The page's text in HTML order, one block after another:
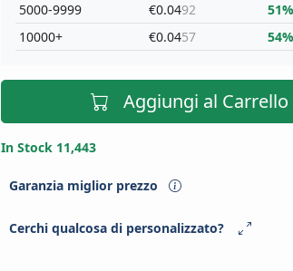
5000-9999
10000+
€0.0492
€0.0457
51%
54%
Aggiungi al Carrello
In Stock 11,443
Garanzia miglior prezzo
Cerchi qualcosa di personalizzato?